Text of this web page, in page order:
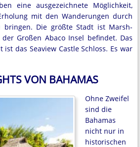
eine ausgezeichnete Möglichkeit,
mit den Wanderungen durch
bringen. Die größte Stadt ist Marsh-
Großen Abaco Insel befindet. Das
das Seaview Castle Schloss. Es war
VON BAHAMAS
Ohne Zweifel
sind die
Bahamas
nicht nur in
historischen